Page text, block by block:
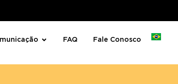
FAQ Fale Conosco